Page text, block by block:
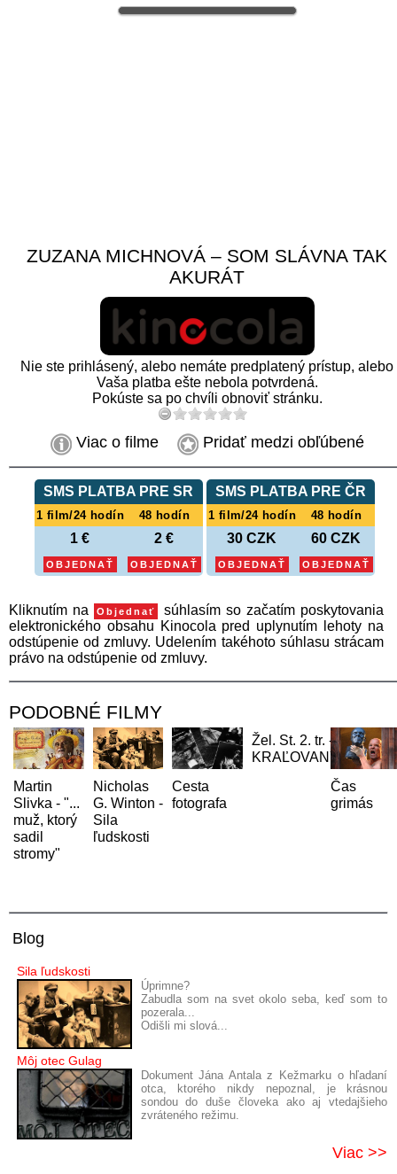
ZUZANA MICHNOVÁ – SOM SLÁVNA TAK
AKURÁT
Nie ste prihlásený, alebo nemáte predplatený prístup, alebo
Vaša platba ešte nebola potvrdená.
Pokúste sa po chvíli obnoviť stránku.
Viac o filme Pridať medzi obľúbené
SMS PLATBA PRE SR SMS PLATBA PRE ČR
1 film/24 hodín 48 hodín 1 film/24 hodín 48 hodín
1 € 2 € 30 CZK 60 CZK
OBJEDNAŤ OBJEDNAŤ OBJEDNAŤ OBJEDNAŤ
Kliknutím na Objednať
súhlasím so začatím poskytovania
elektronického obsahu Kinocola pred uplynutím lehoty na
odstúpenie od zmluvy. Udelením takéhoto súhlasu strácam
právo na odstúpenie od zmluvy.
PODOBNÉ FILMY
Martin
Slivka - "...
muž, ktorý
sadil
stromy"
Nicholas
G. Winton -
Sila
ľudskosti
Cesta
fotografa
Žel. St. 2. tr. -
KRAĽOVANY
Čas
grimás
Blog
Sila ľudskosti
Úprimne?
Zabudla som na svet okolo seba, keď som to
pozerala...
Odišli mi slová...
Môj otec Gulag
Dokument Jána Antala z Kežmarku o hľadaní
otca, ktorého nikdy nepoznal, je krásnou
sondou do duše človeka ako aj vtedajšieho
zvráteného režimu.
Viac >>